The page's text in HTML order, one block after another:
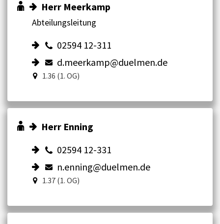
Herr Meerkamp
Abteilungsleitung
02594 12-311
d.meerkamp@duelmen.de
1.36 (1. OG)
Herr Enning
02594 12-331
n.enning@duelmen.de
1.37 (1. OG)